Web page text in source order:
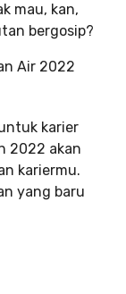
mau, kan,
bergosip?
karier
2022 akan
kariermu.
yang baru